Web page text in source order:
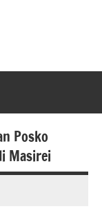
Posko
Masirei